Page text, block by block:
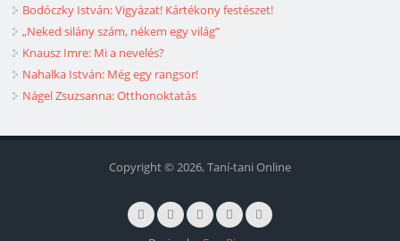
Bodóczky István: Vigyázat! Kártékony festészet!
„Neked silány szám, nékem egy világ”
Knausz Imre: Mi a nevelés?
Nahalka István: Még egy rangsor!
Nágel Zsuzsanna: Otthonoktatás
Copyright © 2026, Taní-tani Online